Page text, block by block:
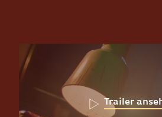
Trailer